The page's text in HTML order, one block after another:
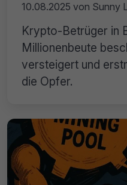
10.08.2025 von Sunny
Krypto-Betrüger in
Millionenbeute
versteigert und
die Opfer.